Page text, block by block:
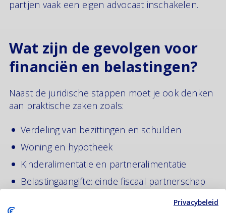
partijen vaak een eigen advocaat inschakelen.
Wat zijn de gevolgen voor
financiën en belastingen?
Naast de juridische stappen moet je ook denken
aan praktische zaken zoals:
Verdeling van bezittingen en schulden
Woning en hypotheek
Kinderalimentatie en partneralimentatie
Belastingaangifte: einde fiscaal partnerschap
Privacybeleid